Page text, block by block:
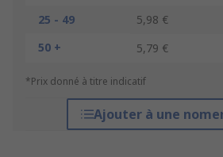
25 - 49
5,98 €
50 +
5,79 €
*Prix donné à titre indicatif
Ajouter à une